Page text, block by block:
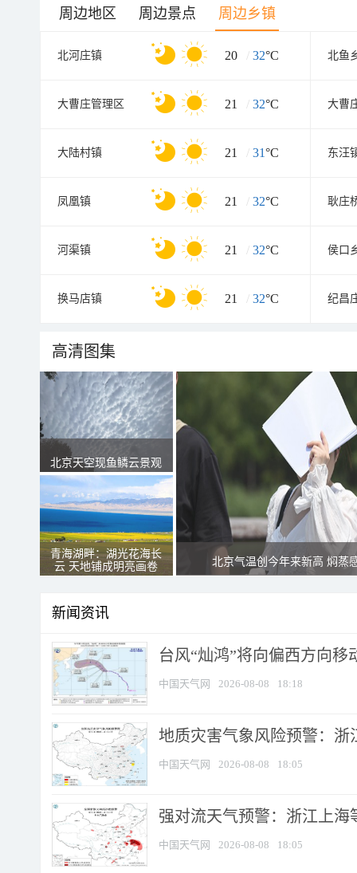
周边地区 周边景点 周边乡镇
北河庄镇 20 / 32°C 北鱼
大曹庄管理区 21 / 32°C 大曹
大陆村镇 21 / 31°C 东汪
凤凰镇 21 / 32°C 耿庄
河渠镇 21 / 32°C 侯口
换马店镇 21 / 32°C 纪昌
高清图集
北京天空现鱼鳞云景观
青海湖畔：湖光花海长
云 天地铺成明亮画卷
北京气温创今年来新高 焖蒸
新闻资讯
台风“灿鸿”将向偏西方向移
中国天气网 2026-08-08 18:18
地质灾害气象风险预警：
中国天气网 2026-08-08 18:05
强对流天气预警：浙江上海
中国天气网 2026-08-08 18:05